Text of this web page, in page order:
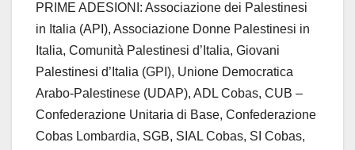
PRIME ADESIONI: Associazione dei Palestinesi
in Italia (API), Associazione Donne Palestinesi in
Italia, Comunità Palestinesi d’Italia, Giovani
Palestinesi d’Italia (GPI), Unione Democratica
Arabo-Palestinese (UDAP), ADL Cobas, CUB –
Confederazione Unitaria di Base, Confederazione
Cobas Lombardia, SGB, SIAL Cobas, SI Cobas,